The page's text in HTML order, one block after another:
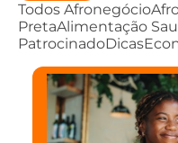
Todos Afronegócio
PretaAlimentação
PatrocinadoDicas